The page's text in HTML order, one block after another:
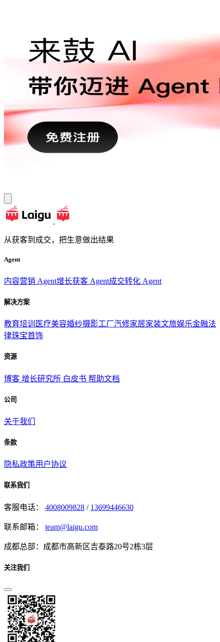
从获客到成交，把生意做出结果
Agent
内容营销 Agent增长获客 Agent成交转化 Agent
解决方案
教育培训 医疗美容婚纱摄影工厂汽修家居家装文旅娱乐金融法
律珠宝首饰
资源
博客 增长研究所 白皮书 帮助文档
公司
关于我们
条款
隐私政策用户协议
联系我们
客服电话： 4008009828 / 13699446630
联系邮箱： team@laigu.com
成都总部：成都市高新区吉泰路20号2栋3层
关注我们